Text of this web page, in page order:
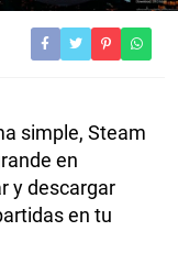
simple, Steam
en
y descargar
en tu